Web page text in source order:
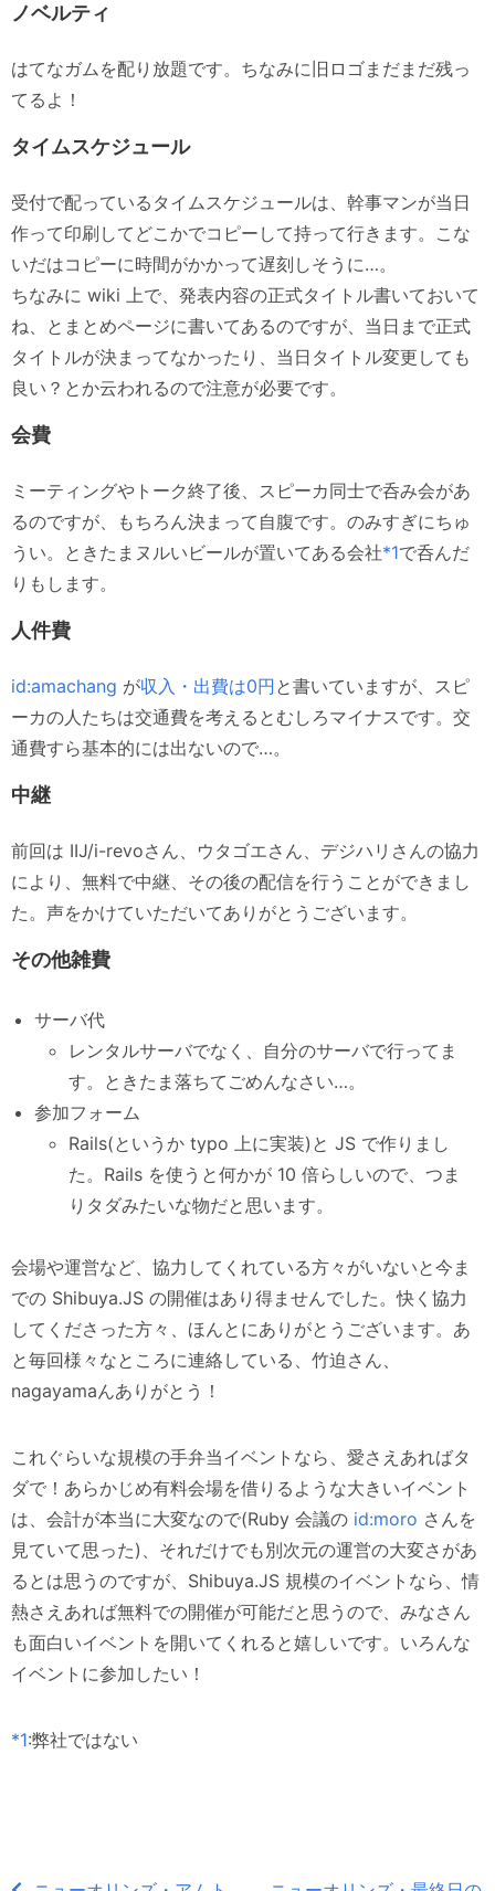
ノベルティ
はてなガムを配り放題です。ちなみに旧ロゴまだまだ残っ
てるよ！
タイムスケジュール
受付で配っているタイムスケジュールは、幹事マンが当日
作って印刷してどこかでコピーして持って行きます。こな
いだはコピーに時間がかかって遅刻しそうに…。
ちなみに wiki 上で、発表内容の正式タイトル書いておいて
ね、とまとめページに書いてあるのですが、当日まで正式
タイトルが決まってなかったり、当日タイトル変更しても
良い？とか云われるので注意が必要です。
会費
ミーティングやトーク終了後、スピーカ同士で呑み会があ
るのですが、もちろん決まって自腹です。のみすぎにちゅ
うい。ときたまヌルいビールが置いてある会社*1で呑んだ
りもします。
人件費
id:amachang が収入・出費は0円 と書いていますが、スピ
ーカの人たちは交通費を考えるとむしろマイナスです。交
通費すら基本的には出ないので…。
中継
前回は IIJ/i-revoさん、ウタゴエさん、デジハリさんの協力
により、無料で中継、その後の配信を行うことができまし
た。声をかけていただいてありがとうございます。
その他雑費
サーバ代
レンタルサーバでなく、自分のサーバで行ってま
す。ときたま落ちてごめんなさい…。
参加フォーム
Rails(というか typo 上に実装)と JS で作りまし
た。Rails を使うと何かが 10 倍らしいので、つま
りタダみたいな物だと思います。
会場や運営など、協力してくれている方々がいないと今ま
での Shibuya.JS の開催はあり得ませんでした。快く協力
してくださった方々、ほんとにありがとうございます。あ
と毎回様々なところに連絡している、竹迫さん、
nagayamaんありがとう！
これぐらいな規模の手弁当イベントなら、愛さえあればタ
ダで！あらかじめ有料会場を借りるような大きいイベント
は、会計が本当に大変なので(Ruby 会議の id:moro さんを
見ていて思った)、それだけでも別次元の運営の大変さがあ
るとは思うのですが、Shibuya.JS 規模のイベントなら、情
熱さえあれば無料での開催が可能だと思うので、みなさん
も面白いイベントを開いてくれると嬉しいです。いろんな
イベントに参加したい！
*1:弊社ではない